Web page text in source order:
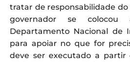
tratar de responsabilidade
governador se colocou
Departamento Nacional de
para apoiar no que for
deve ser executado a partir